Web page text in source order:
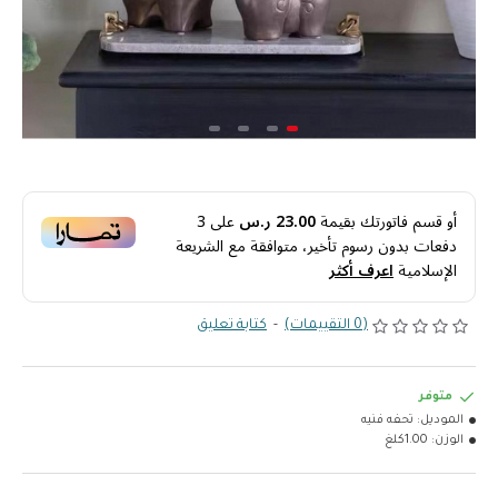
أو قسم فاتورتك بقيمة23.00 ر.س على3
دفعات بدون رسوم تأخير، متوافقة مع الشريعة
الإسلاميةاعرف أكثر
(0 التقييمات) - كتابة تعليق
متوفر
الموديل: تحفه فنيه
الوزن: 1.00كلغ